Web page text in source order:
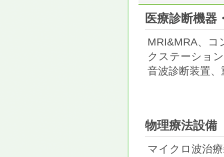
医療診断機器
MRI&MRA、コ
クステーショ
音波診断装置
物理療法設備
マイクロ波治